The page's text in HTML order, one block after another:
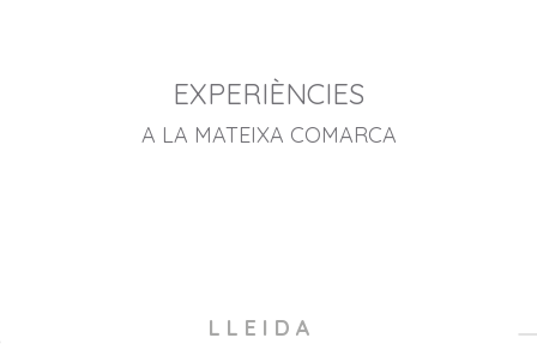
EXPERIÈNCIES
A LA MATEIXA COMARCA
L L E I D A